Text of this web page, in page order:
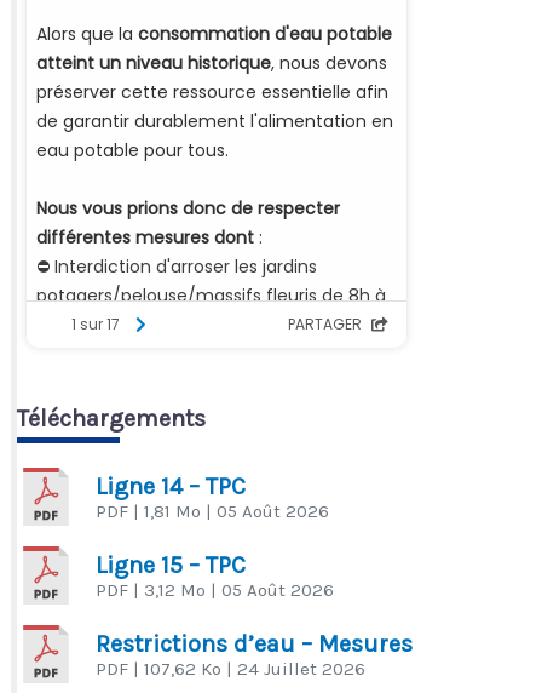
Téléchargements
Ligne 14 – TPC
PDF | 1,81 Mo | 05 Août 2026
Ligne 15 – TPC
PDF | 3,12 Mo | 05 Août 2026
Restrictions d’eau – Mesures
PDF | 107,62 Ko | 24 Juillet 2026